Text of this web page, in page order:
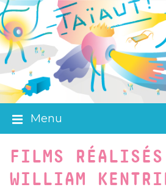
Skip
to
content
Skip
to
main
navigation
Skip
to
footer
Menu
FILMS RÉALISÉS
WILLIAM